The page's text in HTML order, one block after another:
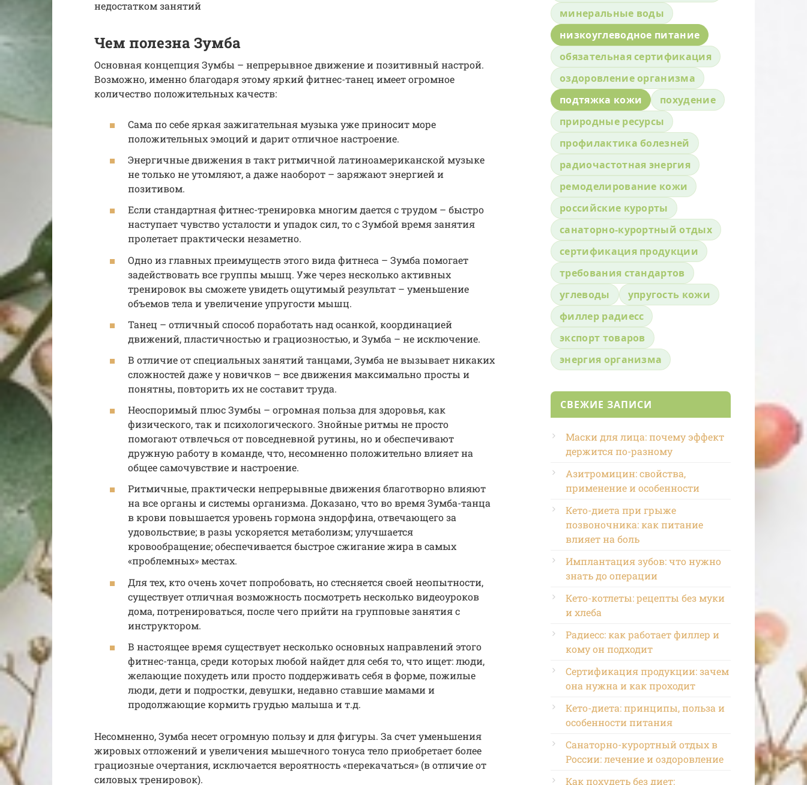
недостатком занятий
Чем полезна Зумба
Основная концепция Зумбы – непрерывное движение и позитивный настрой.
Возможно, именно благодаря этому яркий фитнес-танец имеет огромное
количество положительных качеств:
Сама по себе яркая зажигательная музыка уже приносит море
положительных эмоций и дарит отличное настроение.
Энергичные движения в такт ритмичной латиноамериканской музыке
не только не утомляют, а даже наоборот – заряжают энергией и
позитивом.
Если стандартная фитнес-тренировка многим дается с трудом – быстро
наступает чувство усталости и упадок сил, то с Зумбой время занятия
пролетает практически незаметно.
Одно из главных преимуществ этого вида фитнеса – Зумба помогает
задействовать все группы мышц. Уже через несколько активных
тренировок вы сможете увидеть ощутимый результат – уменьшение
объемов тела и увеличение упругости мышц.
Танец – отличный способ поработать над осанкой, координацией
движений, пластичностью и грациозностью, и Зумба – не исключение.
В отличие от специальных занятий танцами, Зумба не вызывает никаких
сложностей даже у новичков – все движения максимально просты и
понятны, повторить их не составит труда.
Неоспоримый плюс Зумбы – огромная польза для здоровья, как
физического, так и психологического. Знойные ритмы не просто
помогают отвлечься от повседневной рутины, но и обеспечивают
дружную работу в команде, что, несомненно положительно влияет на
общее самочувствие и настроение.
Ритмичные, практически непрерывные движения благотворно влияют
на все органы и системы организма. Доказано, что во время Зумба-танца
в крови повышается уровень гормона эндорфина, отвечающего за
удовольствие; в разы ускоряется метаболизм; улучшается
кровообращение; обеспечивается быстрое сжигание жира в самых
«проблемных» местах.
Для тех, кто очень хочет попробовать, но стесняется своей неопытности,
существует отличная возможность посмотреть несколько видеоуроков
дома, потренироваться, после чего прийти на групповые занятия с
инструктором.
В настоящее время существует несколько основных направлений этого
фитнес-танца, среди которых любой найдет для себя то, что ищет: люди,
желающие похудеть или просто поддерживать себя в форме, пожилые
люди, дети и подростки, девушки, недавно ставшие мамами и
продолжающие кормить грудью малыша и т.д.
Несомненно, Зумба несет огромную пользу и для фигуры. За счет уменьшения
жировых отложений и увеличения мышечного тонуса тело приобретает более
грациозные очертания, исключается вероятность «перекачаться» (в отличие от
силовых тренировок).
минеральные воды
низкоуглеводное питание
обязательная сертификация
оздоровление организма
подтяжка кожи
похудение
природные ресурсы
профилактика болезней
радиочастотная энергия
ремоделирование кожи
российские курорты
санаторно-курортный отдых
сертификация продукции
требования стандартов
углеводы
упругость кожи
филлер радиесс
экспорт товаров
энергия организма
СВЕЖИЕ ЗАПИСИ
Маски для лица: почему эффект
держится по-разному
Азитромицин: свойства,
применение и особенности
Кето-диета при грыже
позвоночника: как питание
влияет на боль
Имплантация зубов: что нужно
знать до операции
Кето-котлеты: рецепты без муки
и хлеба
Радиесс: как работает филлер и
кому он подходит
Сертификация продукции: зачем
она нужна и как проходит
Кето-диета: принципы, польза и
особенности питания
Санаторно-курортный отдых в
России: лечение и оздоровление
Как похудеть без диет: